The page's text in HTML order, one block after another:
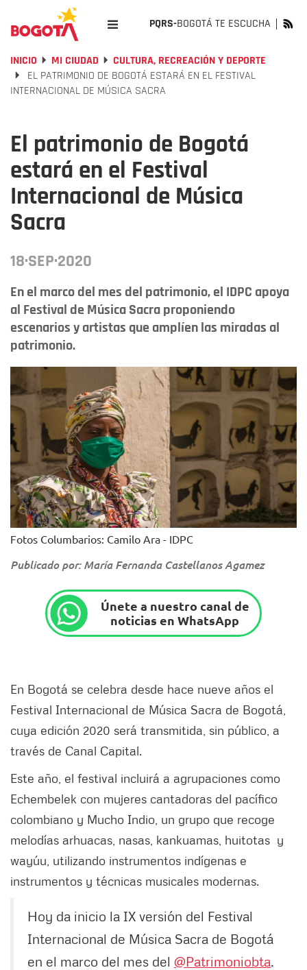
PQRS-BOGOTÁ TE ESCUCHA
INICIO MI CIUDAD
CULTURA, RECREACIÓN Y DEPORTE
EL PATRIMONIO DE BOGOTÁ ESTARÁ EN EL FESTIVAL
INTERNACIONAL DE MÚSICA SACRA
El patrimonio de Bogotá
estará en el Festival
Internacional de Música
Sacra
18·SEP·2020
En el marco del mes del patrimonio, el IDPC apoya
al Festival de Música Sacra proponiendo
escenarios y artistas que amplíen las miradas al
patrimonio.
Fotos Columbarios: Camilo Ara - IDPC
Publicado por: María Fernanda Castellanos Agamez
Únete a nuestro canal de
noticias en WhatsApp
En Bogotá se celebra desde hace nueve años el
Festival Internacional de Música Sacra de Bogotá,
cuya edición 2020 será transmitida, sin público, a
través de Canal Capital.
Este año, el festival incluirá a agrupaciones como
Echembelek con mujeres cantadoras del pacífico
colombiano y Mucho Indio, un grupo que recoge
melodías arhuacas, nasas, kankuamas, huitotas y
wayúu, utilizando instrumentos indígenas e
instrumentos y técnicas musicales modernas.
Hoy da inicio la IX versión del Festival
Internacional de Música Sacra de Bogotá
en el marco del mes del @Patrimoniobta.